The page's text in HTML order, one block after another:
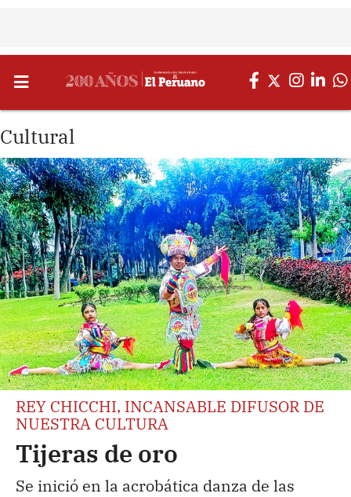
Cultural
REY CHICCHI, INCANSABLE DIFUSOR DE
NUESTRA CULTURA
Tijeras de oro
Se inició en la acrobática danza de las